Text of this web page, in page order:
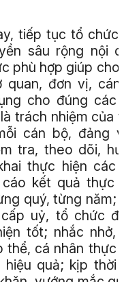
tiếp tục tổ chức
sâu rộng nội
phù hợp giúp cho
đơn vị, cán
cho đúng các
trách nhiệm của
cán bộ, đảng
tra, theo dõi,
thực hiện các
kết quả thực
quý, từng năm;
uỷ, tổ chức
tốt; nhắc nhở,
thể, cá nhân thực
hiệu quả; kịp thời